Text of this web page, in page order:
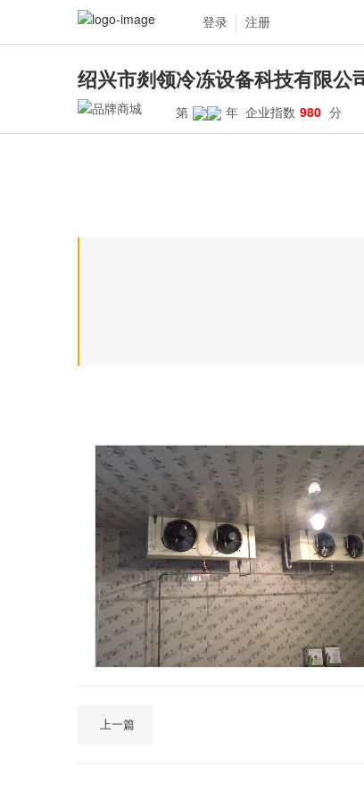
登录 注册
绍兴市剡领冷冻设备科技有限公
第 年 企业指数 980 分
上一篇